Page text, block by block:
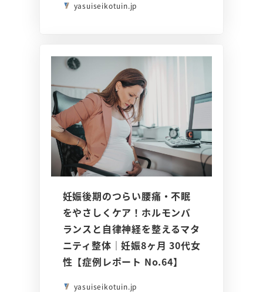
yasuiseikotuin.jp
妊娠後期のつらい腰痛・不眠
をやさしくケア！ホルモンバ
ランスと自律神経を整えるマタ
ニティ整体｜妊娠8ヶ月 30代女
性【症例レポート No.64】
yasuiseikotuin.jp